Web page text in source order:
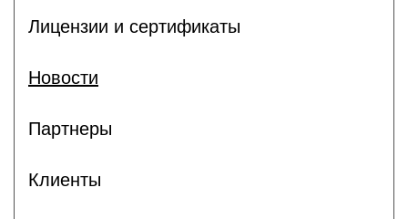
Лицензии и сертификаты
Новости
Партнеры
Клиенты